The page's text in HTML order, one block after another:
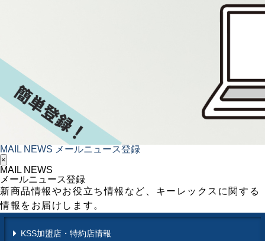
MAIL NEWS メールニュース登録
×
MAIL NEWS
メールニュース登録
新商品情報やお役立ち情報など、キーレックスに関する
情報をお届けします。
KSS加盟店・特約店情報